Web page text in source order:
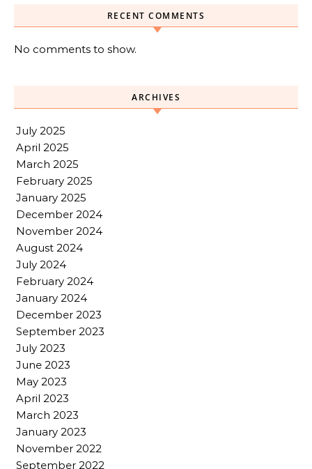
RECENT COMMENTS
No comments to show.
ARCHIVES
July 2025
April 2025
March 2025
February 2025
January 2025
December 2024
November 2024
August 2024
July 2024
February 2024
January 2024
December 2023
September 2023
July 2023
June 2023
May 2023
April 2023
March 2023
January 2023
November 2022
September 2022